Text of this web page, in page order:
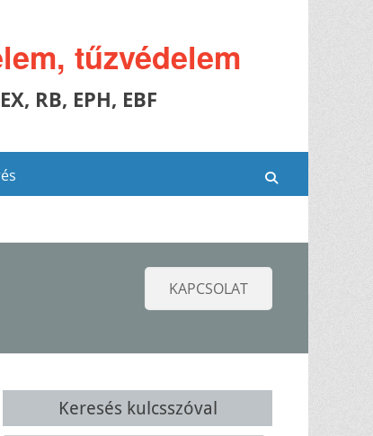
tűzvédelem
RB, EPH, EBF
KAPCSOLAT
Keresés kulcsszóval